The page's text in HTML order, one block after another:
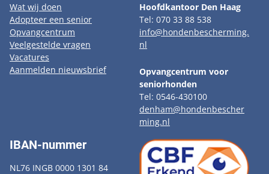
Wat wij doen
Adopteer een senior
Opvangcentrum
Veelgestelde vragen
Vacatures
Aanmelden nieuwsbrief
Hoofdkantoor Den Haag
Tel: 070 33 88 538
info@hondenbescherming.
nl
Opvangcentrum voor
seniorhonden
Tel: 0546-430100
denham@hondenbescher
ming.nl
IBAN-nummer
NL76 INGB 0000 1301 84